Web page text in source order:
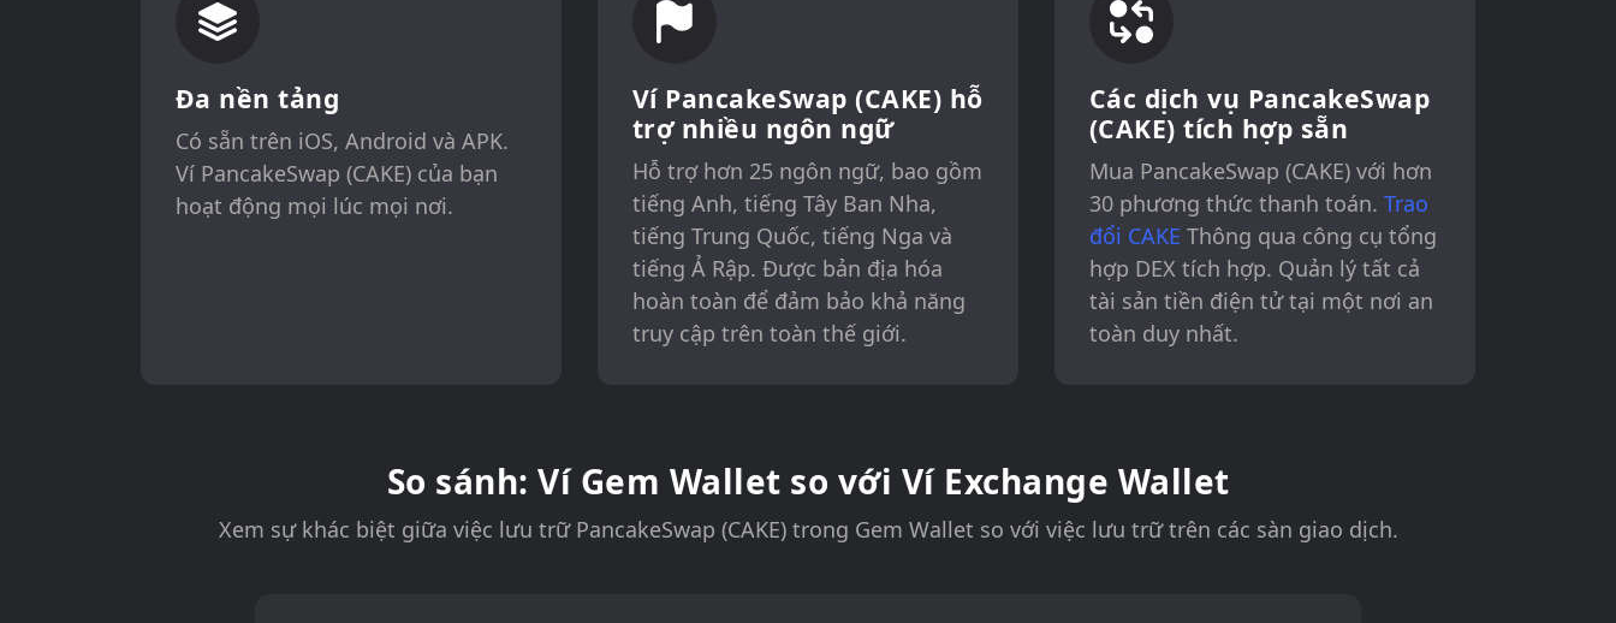
Đa nền tảng
Có sẵn trên iOS, Android và APK.
Ví PancakeSwap (CAKE) của bạn
hoạt động mọi lúc mọi nơi.
Ví PancakeSwap (CAKE) hỗ
trợ nhiều ngôn ngữ
Hỗ trợ hơn 25 ngôn ngữ, bao gồm
tiếng Anh, tiếng Tây Ban Nha,
tiếng Trung Quốc, tiếng Nga và
tiếng Ả Rập. Được bản địa hóa
hoàn toàn để đảm bảo khả năng
truy cập trên toàn thế giới.
Các dịch vụ PancakeSwap
(CAKE) tích hợp sẵn
Mua PancakeSwap (CAKE) với hơn
30 phương thức thanh toán. Trao
đổi CAKE Thông qua công cụ tổng
hợp DEX tích hợp. Quản lý tất cả
tài sản tiền điện tử tại một nơi an
toàn duy nhất.
So sánh: Ví Gem Wallet so với Ví Exchange Wallet
Xem sự khác biệt giữa việc lưu trữ PancakeSwap (CAKE) trong Gem Wallet so với việc lưu trữ trên các sàn giao dịch.